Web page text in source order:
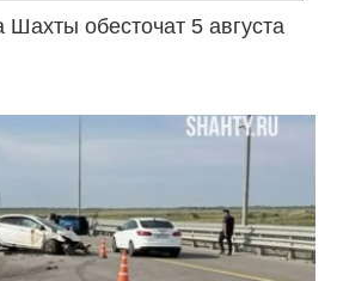
обесточат 5 августа